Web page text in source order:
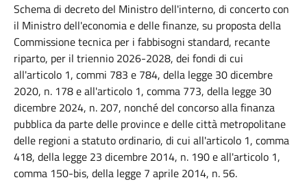
Schema di decreto del Ministro dell'interno, di concerto con
il Ministro dell'economia e delle finanze, su proposta della
Commissione tecnica per i fabbisogni standard, recante
riparto, per il triennio 2026-2028, dei fondi di cui
all'articolo 1, commi 783 e 784, della legge 30 dicembre
2020, n. 178 e all'articolo 1, comma 773, della legge 30
dicembre 2024, n. 207, nonché del concorso alla finanza
pubblica da parte delle province e delle città metropolitane
delle regioni a statuto ordinario, di cui all'articolo 1, comma
418, della legge 23 dicembre 2014, n. 190 e all'articolo 1,
comma 150-bis, della legge 7 aprile 2014, n. 56.